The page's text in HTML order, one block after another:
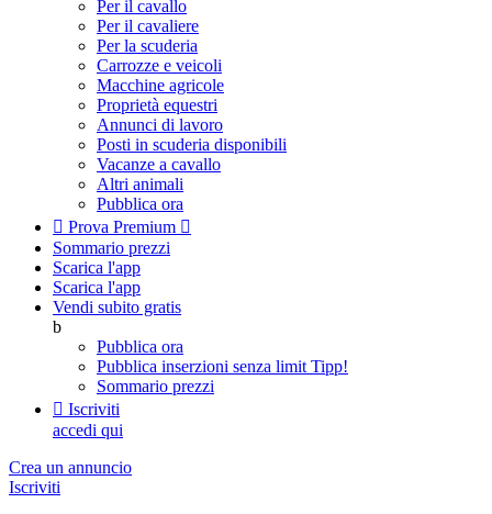
Per il cavallo
Per il cavaliere
Per la scuderia
Carrozze e veicoli
Macchine agricole
Proprietà equestri
Annunci di lavoro
Posti in scuderia disponibili
Vacanze a cavallo
Altri animali
Pubblica ora
 Prova Premium 
Sommario prezzi
Scarica l'app
Scarica l'app
Vendi subito gratis
b
Pubblica ora
Pubblica inserzioni senza limit Tipp!
Sommario prezzi
 Iscriviti
accedi qui
Crea un annuncio
Iscriviti